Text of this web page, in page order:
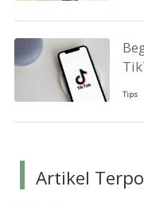
Tips
Artikel